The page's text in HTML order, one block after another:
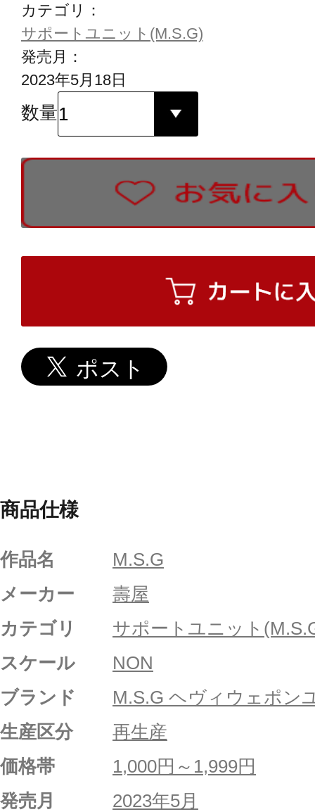
カテゴリ：
サポートユニット(M.S.G)
発売月：
2023年5月18日
数量
商品仕様
作品名
M.S.G
メーカー
壽屋
カテゴリ
サポートユニット
スケール
NON
ブランド
M.S.G ヘヴィウェポン
生産区分
再生産
価格帯
1,000円～1,999円
発売月
2023年5月